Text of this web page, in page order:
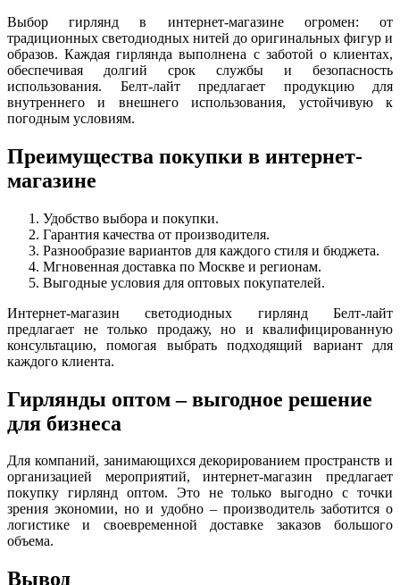
Выбор гирлянд в интернет-магазине огромен: от
традиционных светодиодных нитей до оригинальных фигур и
образов. Каждая гирлянда выполнена с заботой о клиентах,
обеспечивая долгий срок службы и безопасность
использования. Белт-лайт предлагает продукцию для
внутреннего и внешнего использования, устойчивую к
погодным условиям.
Преимущества покупки в интернет-
магазине
Удобство выбора и покупки.
Гарантия качества от производителя.
Разнообразие вариантов для каждого стиля и бюджета.
Мгновенная доставка по Москве и регионам.
Выгодные условия для оптовых покупателей.
Интернет-магазин светодиодных гирлянд Белт-лайт
предлагает не только продажу, но и квалифицированную
консультацию, помогая выбрать подходящий вариант для
каждого клиента.
Гирлянды оптом – выгодное решение
для бизнеса
Для компаний, занимающихся декорированием пространств и
организацией мероприятий, интернет-магазин предлагает
покупку гирлянд оптом. Это не только выгодно с точки
зрения экономии, но и удобно – производитель заботится о
логистике и своевременной доставке заказов большого
объема.
Вывод